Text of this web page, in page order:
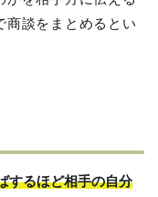
商談をまとめるとい
するほど相手の自分